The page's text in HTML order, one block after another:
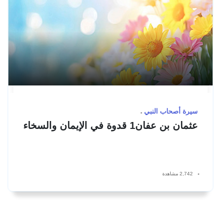
سيرة أصحاب النبي
عثمان بن عفان1 قدوة في الإيمان والسخاء
2,742 مشاهدة